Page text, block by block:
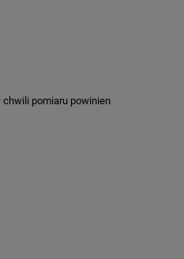
chwili pomiaru powinien